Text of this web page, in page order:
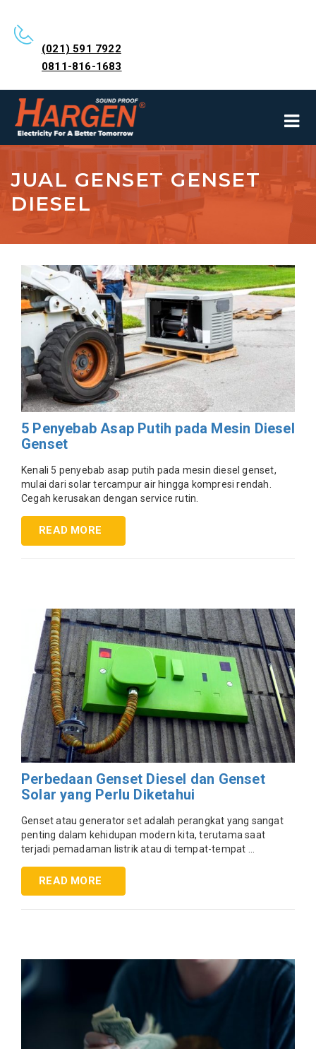
(021) 591 7922
0811-816-1683
JUAL GENSET GENSET
DIESEL
5 Penyebab Asap Putih pada Mesin Diesel
Genset
Kenali 5 penyebab asap putih pada mesin diesel genset,
mulai dari solar tercampur air hingga kompresi rendah.
Cegah kerusakan dengan service rutin.
READ MORE
Perbedaan Genset Diesel dan Genset
Solar yang Perlu Diketahui
Genset atau generator set adalah perangkat yang sangat
penting dalam kehidupan modern kita, terutama saat
terjadi pemadaman listrik atau di tempat-tempat ...
READ MORE